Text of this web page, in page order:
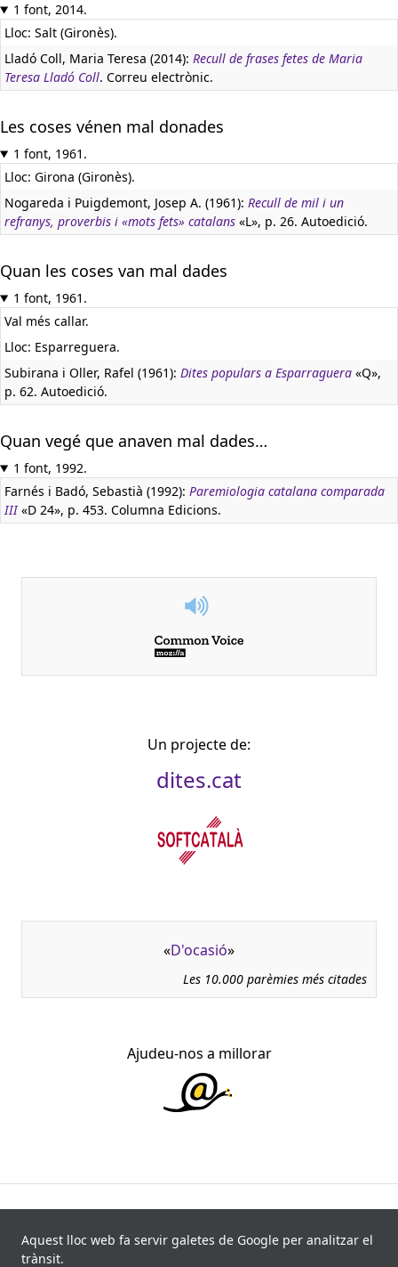
1 font, 2014.
Lloc: Salt (Gironès).
Lladó Coll, Maria Teresa (2014): Recull de frases fetes de Maria
Teresa Lladó Coll. Correu electrònic.
Les coses vénen mal donades
1 font, 1961.
Lloc: Girona (Gironès).
Nogareda i Puigdemont, Josep A. (1961): Recull de mil i un
refranys, proverbis i «mots fets» catalans «L», p. 26. Autoedició.
Quan les coses van mal dades
1 font, 1961.
Val més callar.
Lloc: Esparreguera.
Subirana i Oller, Rafel (1961): Dites populars a Esparraguera «Q»,
p. 62. Autoedició.
Quan vegé que anaven mal dades…
1 font, 1992.
Farnés i Badó, Sebastià (1992): Paremiologia catalana comparada
III«D 24», p. 453. Columna Edicions.
Un projecte de:
dites.cat
«D'ocasió»
Les 10.000 parèmies més citades
Ajudeu-nos a millorar
recollides de 840 fonts i 8.113 informants. Última
Aquest lloc web fa servir galetes de Google per analitzar el
trànsit.